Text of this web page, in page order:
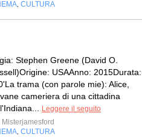
, CULTURA
Stephen Greene (David O.
USAAnno: 2015Durata:
trama (con parole mie): Alice,
cameriera di una cittadina
Leggere il seguito
Misterjamesford
, CULTURA